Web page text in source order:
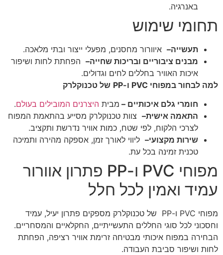
באנרגיה.
תחומי שימוש
תעשייה– איוורור מחסנים, מפעלי ייצור ובתי מלאכה.
מבנים ציבוריים ובריכות שחייה– הפחתת לחות ושיפור
איכות האוויר בחללים לחים וגדולים.
למה לבחור במפוחי
ו-PP של טכנוקלרק
חומרי גלם איכותיים – מבית היצרנים המובילים בעולם.
התאמה אישית– צוות טכנוקלרק מסייע בהתאמת המפוח
לצרכי הלקוח, לפי שטח, כמות אוויר נדרשת ותקציב.
שירות מקצועי– ליווי לאורך זמן, אספקה מהירה ותמיכה
טכנית זמינה בכל עת.
מפוחי PVC ו-PP פתרון אוורור
עמיד ואמין לכל חלל
מפוחי PVC ו-PP של טכנוקלרק מספקים פתרון יעיל, עמיד
וחסכוני לכל סוגי החללים התעשייתיים, החקלאיים והמסחריים.
הבחירה במפוח איכותי מבטיחה זרימת אוויר רציפה, הפחתת
לחות ושיפור סביבת העבודה.